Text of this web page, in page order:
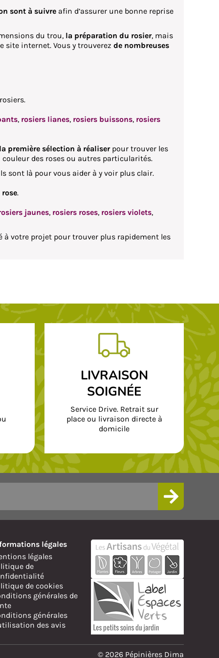
sont à suivre afin d’assurer une bonne reprise
du trou, la préparation du rosier, mais
site internet. Vous y trouverez de nombreuses
, rosiers lianes, rosiers buissons, rosiers
première sélection à réaliserpour trouver les
des roses ou autres particularités.
sont là pour vous aider à y voir plus clair.
.
jaunes, rosiers roses, rosiers violets,
à votre projet pour trouver plus rapidement les
LIVRAISON
SOIGNÉE
Service Drive. Retrait sur
place ou livraison directe à
domicile
légales
légales
de
de cookies
générales de
générales
des avis
© 2026 Pépinières Dima